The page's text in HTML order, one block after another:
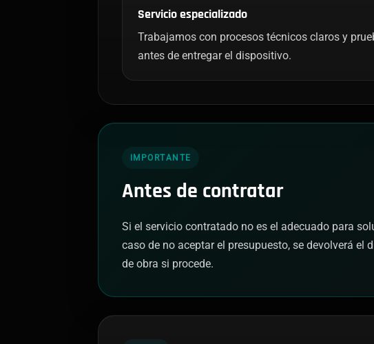
Servicio especializado
Trabajamos con procesos técnicos claros y
antes de entregar el dispositivo.
IMPORTANTE
Antes de contratar
Si el servicio contratado no es el adecuado para
caso de no aceptar el presupuesto, se devolverá
de obra si procede.